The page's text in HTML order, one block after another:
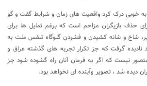
به خوبی درک کرد واقعیت های زمان و شرایط گفت و گو
حذف بازیگران مزاحم است که برغم تمایل ها برای
شاخ و شانه کشیدن و فشردن گلوگاه‌ تنفس ملت به
نادیده گرفت که جز تکرار تجربه های گذشته عراق و
نیست که اگر به فرمان آنان راه گشوده شود جز
دیده شد ، تصویر وآینده ای نخواهد بود.